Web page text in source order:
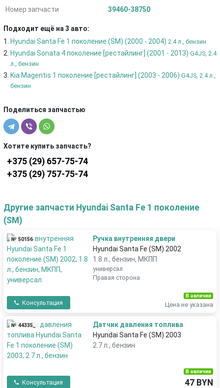
Номер запчасти
39460-38750
Подходит ещё на 3 авто:
Hyundai Santa Fe 1 поколение (SM) (2000 - 2004) 2.4 л., бензин
Hyundai Sonata 4 поколение [рестайлинг] (2001 - 2013) G4JS, 2.4
л., бензин
Kia Magentis 1 поколение [рестайлинг] (2003 - 2006) G4JS, 2.4 л.,
бензин
Поделиться запчастью
Хотите купить запчасть?
+375 (29) 657-75-74
+375 (29) 757-75-74
Другие запчасти Hyundai Santa Fe 1 поколение
(SM)
№ 50156
Ручка внутренняя двери
Hyundai Santa Fe (SM) 2002
1.8 л., бензин, МКПП
универсал
Правая сторона
Консультация
В наличии
Цена не указана
№ 44335_
Датчик давления топлива
Hyundai Santa Fe (SM) 2003
2.7 л., бензин
Консультация
В наличии
47 BYN